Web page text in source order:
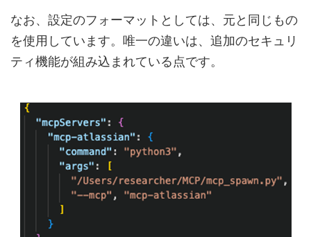
なお、設定のフォーマットとしては、元と同じもの
を使用しています。唯一の違いは、追加のセキュリ
ティ機能が組み込まれている点です。